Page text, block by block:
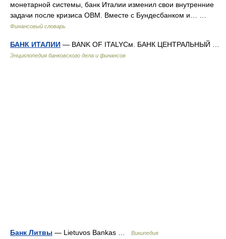
монетарной системы, банк Италии изменил свои внутренние
задачи после кризиса ОВМ. Вместе с Бундесбанком и… …
Финансовый словарь
БАНК ИТАЛИИ — BANK OF ITALYСм. БАНК ЦЕНТРАЛЬНЫЙ …
Энциклопедия банковского дела и финансов
Банк Литвы — Lietuvos Bankas … Википедия